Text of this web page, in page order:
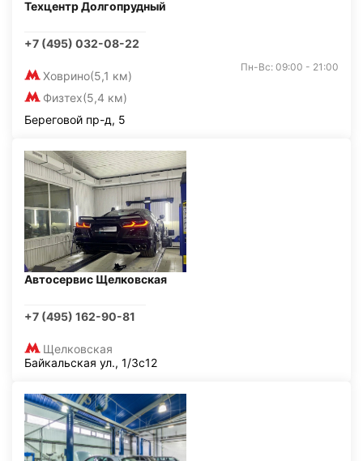
Техцентр Долгопрудный
+7 (495) 032-08-22
Ховрино(5,1 км)
Физтех(5,4 км)
Пн-Вс: 09:00 - 21:00
Береговой пр-д, 5
Автосервис Щелковская
+7 (495) 162-90-81
Щелковская
Байкальская ул., 1/3с12